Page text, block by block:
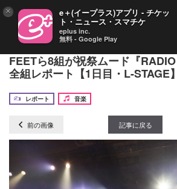
羊文学、ザ・クロマニヨンズ、
FEETら8組が祝祭ムード『RADIO
全組レポート【1日目・L-STAGE
レポート
音楽
前の画像 記事に戻る
× e＋(イープラス)アプリ - チケッ
ト・ニュース・スマチケ
eplus inc.
無料 - Google Play